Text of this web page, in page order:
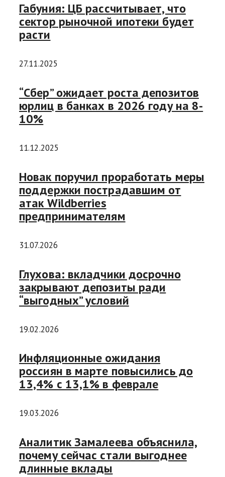
Габуния: ЦБ рассчитывает, что
сектор рыночной ипотеки будет
расти
27.11.2025
“Сбер” ожидает роста депозитов
юрлиц в банках в 2026 году на 8-
10%
11.12.2025
Новак поручил проработать меры
поддержки пострадавшим от
атак Wildberries
предпринимателям
31.07.2026
Глухова: вкладчики досрочно
закрывают депозиты ради
“выгодных” условий
19.02.2026
Инфляционные ожидания
россиян в марте повысились до
13,4% с 13,1% в феврале
19.03.2026
Аналитик Замалеева объяснила,
почему сейчас стали выгоднее
длинные вклады